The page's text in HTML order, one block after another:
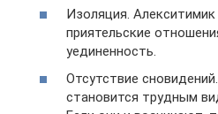
Изоляция.
приятельские
уединенность.
Отсутствие
становится трудным